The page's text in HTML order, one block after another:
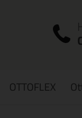
OTTOFLEX